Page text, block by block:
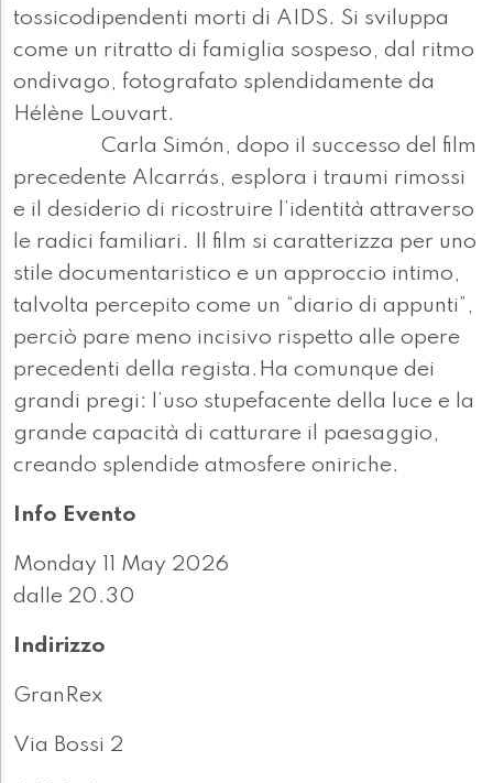
tossicodipendenti morti di AIDS. Si sviluppa
come un ritratto di famiglia sospeso, dal ritmo
ondivago, fotografato splendidamente da
Hélène Louvart.
Carla Simón, dopo il successo del film
precedente Alcarrás, esplora i traumi rimossi
e il desiderio di ricostruire l’identità attraverso
le radici familiari. Il film si caratterizza per uno
stile documentaristico e un approccio intimo,
talvolta percepito come un “diario di appunti”,
perciò pare meno incisivo rispetto alle opere
precedenti della regista.Ha comunque dei
grandi pregi: l’uso stupefacente della luce e la
grande capacità di catturare il paesaggio,
creando splendide atmosfere oniriche.
Info Evento
Monday 11 May 2026
dalle 20.30
Indirizzo
GranRex
Via Bossi 2